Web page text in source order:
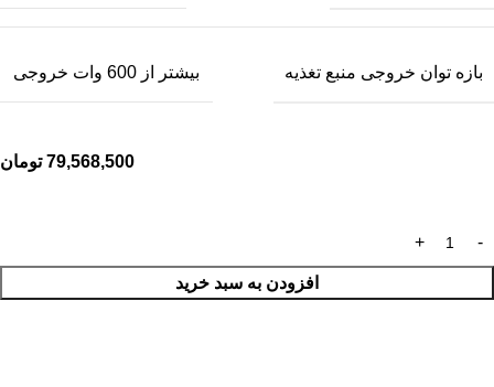
بازه توان خروجی منبع تغذیه بیشتر از 600 وات خروجی
79,568,500 تومان
افزودن به سبد خرید